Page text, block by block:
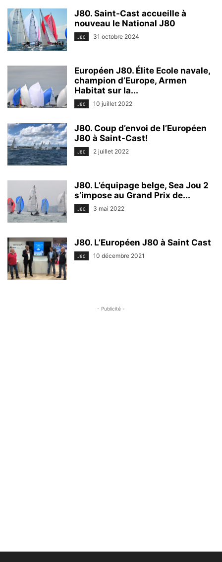
J80. Saint-Cast accueille à
nouveau le National J80
J80 31 octobre 2024
Européen J80. Élite Ecole navale,
champion d’Europe, Armen
Habitat sur la...
J80 10 juillet 2022
J80. Coup d’envoi de l’Européen
J80 à Saint-Cast!
J80 2 juillet 2022
J80. L’équipage belge, Sea Jou 2
s’impose au Grand Prix de...
J80 3 mai 2022
J80. L’Européen J80 à Saint Cast
J80 10 décembre 2021
- Publicité -